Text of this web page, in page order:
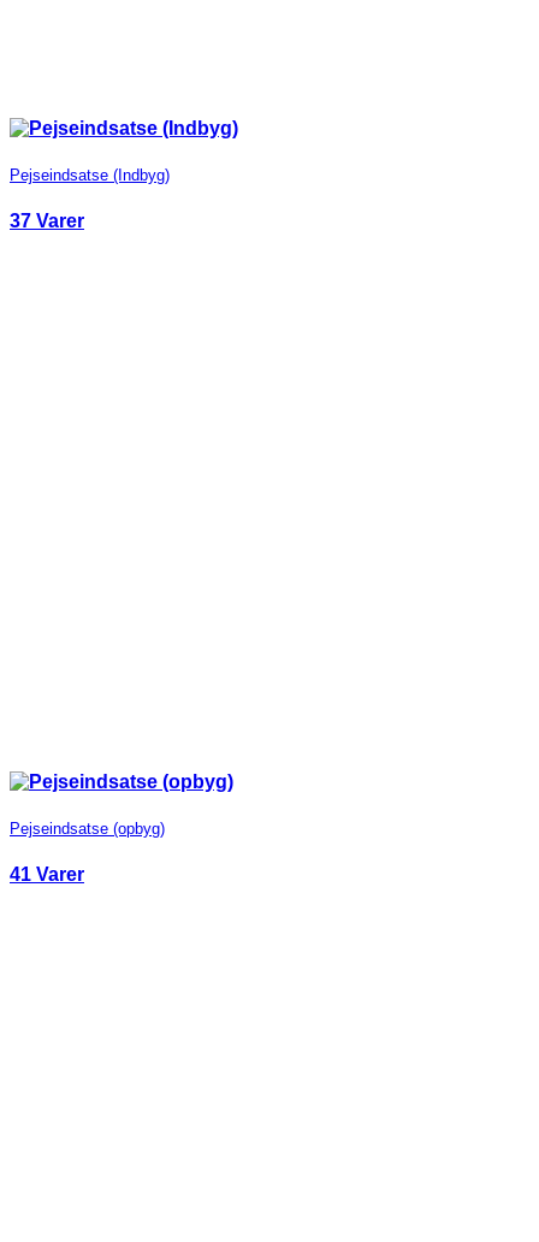
Pejseindsatse (Indbyg)
37 Varer
Pejseindsatse (opbyg)
41 Varer